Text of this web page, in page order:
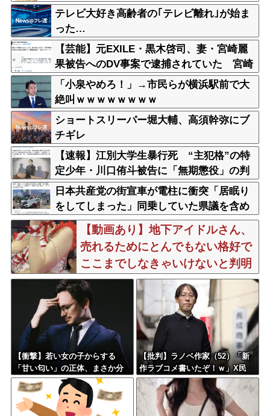
テレビ大好き高齢者の｢テレビ離れ｣が始ま
った…
【芸能】元EXILE・黒木啓司、妻・宮崎麗
果被告へのDV事案で逮捕されていた 宮崎
は全身打撲、頭部裂傷及び打撲、頸部損傷
の怪我
「小泉やめろ！」→市民らが横浜駅前で大
絶叫ｗｗｗｗｗｗｗｗ
ショートスリーパー堀大輔、高須幹弥にブ
チギレ
【速報】江別大学生暴行死 “主犯格”の特
定少年・川口侑斗被告に「無期懲役」の判
決 当時17歳少年に「懲役30年」の判決
日本共産党の街宣車が電柱に衝突「居眠り
をしてしまった」同乗していた県議を含め
男女3人重傷
【動画あり】地下アイドルさん、
売れるためにとんでもない格好で
ここまでしなきゃいけないと判明
ｗｗｗｗｗ
【衝撃】若い女の子からする
「甘い匂い」の正体、まさか分
からないDTなんておらんよな？
よな？w w w w w w w w w w w
【批判】ラノベ作家（52）「新
作ラブコメ書いたぞ！ｗ」X民
「いい歳こいてラブコメ（笑）
恥ずかしくないの？」←やめた
れｗと話題に